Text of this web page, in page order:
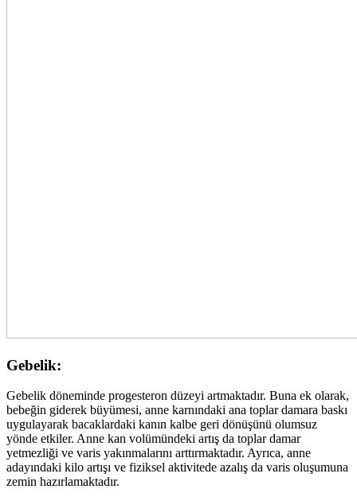
Gebelik:
Gebelik döneminde progesteron düzeyi artmaktadır. Buna ek olarak,
bebeğin giderek büyümesi, anne karnındaki ana toplar damara baskı
uygulayarak bacaklardaki kanın kalbe geri dönüşünü olumsuz
yönde etkiler. Anne kan volümündeki artış da toplar damar
yetmezliği ve varis yakınmalarını arttırmaktadır. Ayrıca, anne
adayındaki kilo artışı ve fiziksel aktivitede azalış da varis oluşumuna
zemin hazırlamaktadır.